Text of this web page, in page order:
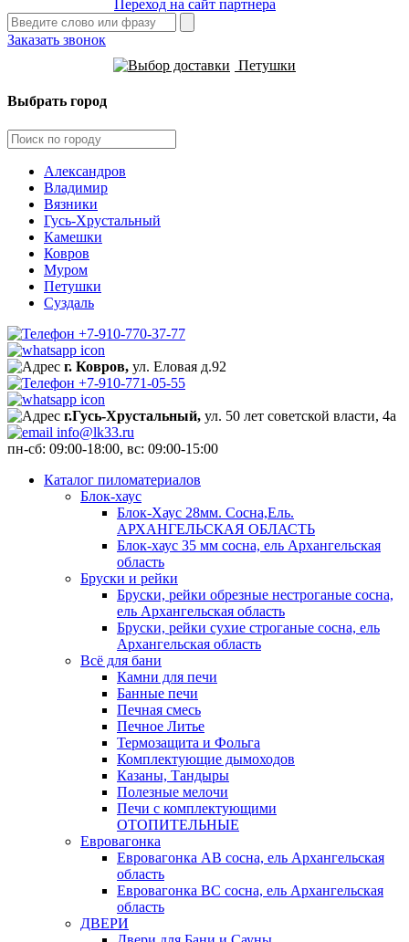
Переход на сайт партнера
Заказать звонок
Петушки
Выбрать город
Александров
Владимир
Вязники
Гусь-Хрустальный
Камешки
Ковров
Муром
Петушки
Суздаль
+7-910-770-37-77
г. Ковров, ул. Еловая д.92
+7-910-771-05-55
г.Гусь-Хрустальный, ул. 50 лет советской власти, 4а
info@lk33.ru
пн-сб: 09:00-18:00, вс: 09:00-15:00
Каталог пиломатериалов
Блок-хаус
Блок-Хаус 28мм. Сосна,Ель.
АРХАНГЕЛЬСКАЯ ОБЛАСТЬ
Блок-хаус 35 мм сосна, ель Архангельская
область
Бруски и рейки
Бруски, рейки обрезные нестроганые сосна,
ель Архангельская область
Бруски, рейки сухие строганые сосна, ель
Архангельская область
Всё для бани
Камни для печи
Банные печи
Печная смесь
Печное Литье
Термозащита и Фольга
Комплектующие дымоходов
Казаны, Тандыры
Полезные мелочи
Печи с комплектующими
ОТОПИТЕЛЬНЫЕ
Евровагонка
Евровагонка АВ сосна, ель Архангельская
область
Евровагонка ВС сосна, ель Архангельская
область
ДВЕРИ